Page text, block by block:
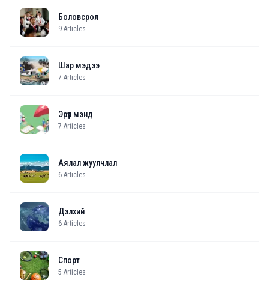
Боловсрол
9 Articles
Шар мэдээ
7 Articles
Эрүүл мэнд
7 Articles
Аялал жуулчлал
6 Articles
Дэлхий
6 Articles
Спорт
5 Articles